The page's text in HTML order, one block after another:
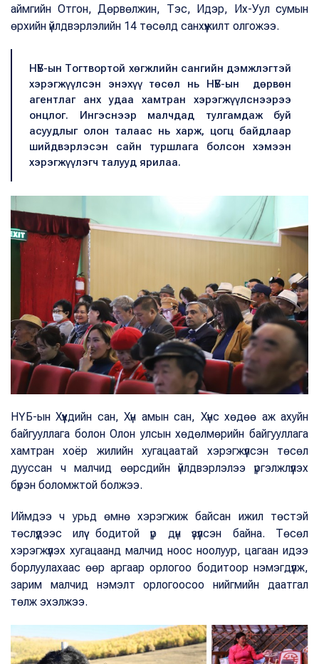
аймгийн Отгон, Дөрвөлжин, Тэс, Идэр, Их-Уул сумын
өрхийн үйлдвэрлэлийн 14 төсөлд санхүүжилт олгожээ.
НҮБ-ын Тогтвортой хөгжлийн сангийн дэмжлэгтэй
хэрэгжүүлсэн энэхүү төсөл нь НҮБ-ын дөрвөн
агентлаг анх удаа хамтран хэрэгжүүлснээрээ
онцлог. Ингэснээр малчдад тулгамдаж буй
асуудлыг олон талаас нь харж, цогц байдлаар
шийдвэрлэсэн сайн туршлага болсон хэмээн
хэрэгжүүлэгч талууд ярилаа.
НҮБ-ын Хүүхдийн сан, Хүн амын сан, Хүнс хөдөө аж ахуйн
байгууллага болон Олон улсын хөдөлмөрийн байгууллага
хамтран хоёр жилийн хугацаатай хэрэгжүүлсэн төсөл
дууссан ч малчид өөрсдийн үйлдвэрлэлээ үргэлжлүүлэх
бүрэн боломжтой болжээ.
Иймдээ ч урьд өмнө хэрэгжиж байсан ижил төстэй
төслүүдээс илүү бодитой үр дүн үзүүлсэн байна. Төсөл
хэрэгжүүлэх хугацаанд малчид ноос ноолуур, цагаан идээ
борлуулахаас өөр аргаар орлогоо бодитоор нэмэгдүүлж,
зарим малчид нэмэлт орлогоосоо нийгмийн даатгал
төлж эхэлжээ.